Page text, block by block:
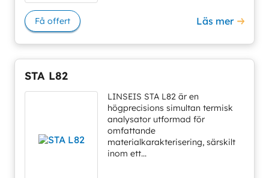
Få offert Läs mer
STA L82
LINSEIS STA L82 är en
högprecisions simultan termisk
analysator utformad för
omfattande
materialkarakterisering, särskilt
inom ett...